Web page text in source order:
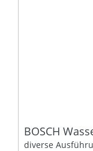
BOSCH
diverse